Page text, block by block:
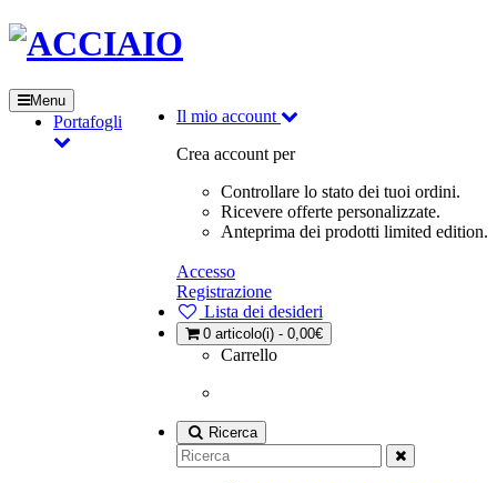
Menu
Il mio account
Crea account per
Controllare lo stato dei tuoi ordini.
Ricevere offerte personalizzate.
Anteprima dei prodotti limited edition.
Accesso
Registrazione
Lista dei desideri
0 articolo(i) - 0,00€
Carrello
Ricerca
Portafogli